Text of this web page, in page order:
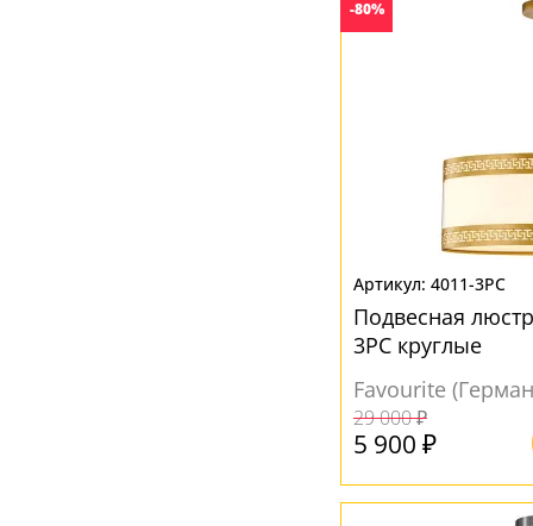
-80%
4011-3PC
Подвесная
3PC круглые
Favourite
29 000 ₽
5 900 ₽